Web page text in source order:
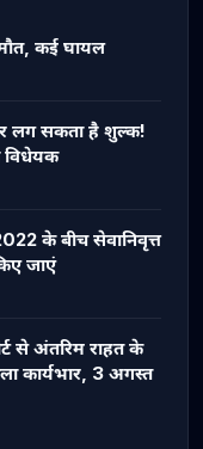
कई घायल
लग सकता है शुल्क!
विधेयक
के बीच सेवानिवृत्त
जाएं
से अंतरिम राहत के
कार्यभार, 3 अगस्त